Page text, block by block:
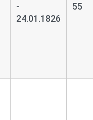
-
24.01.1826
55